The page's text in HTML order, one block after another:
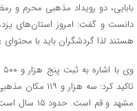
بابایی، دو رویداد مذهبی محرم
دانست و گفت: امروز استان‌های
هستند لذا گردشگران باید با
تاکید کرد: سه
مشهد و قم